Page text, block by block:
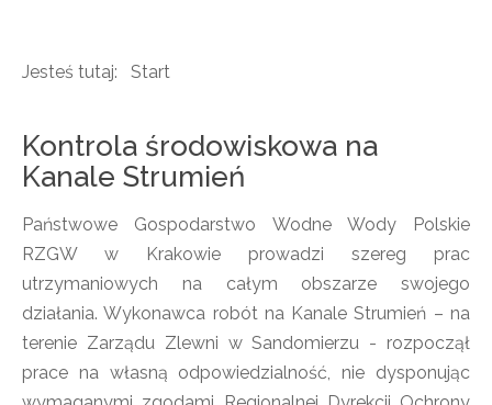
Jesteś tutaj: Start
Kontrola środowiskowa na
Kanale Strumień
Państwowe Gospodarstwo Wodne Wody Polskie
RZGW w Krakowie prowadzi szereg prac
utrzymaniowych na całym obszarze swojego
działania. Wykonawca robót na Kanale Strumień – na
terenie Zarządu Zlewni w Sandomierzu - rozpoczął
prace na własną odpowiedzialność, nie dysponując